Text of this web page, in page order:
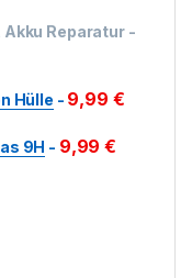
Akku Reparatur-
Hülle - 9,99 €
9H - 9,99€